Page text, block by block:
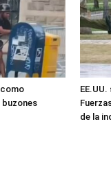
buzones
de la